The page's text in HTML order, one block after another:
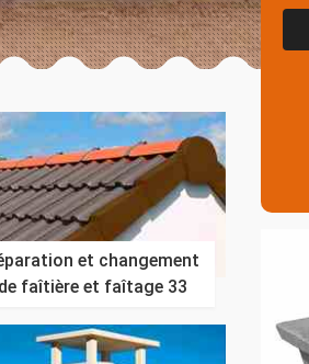
et changement
de faîtière et faîtage 33